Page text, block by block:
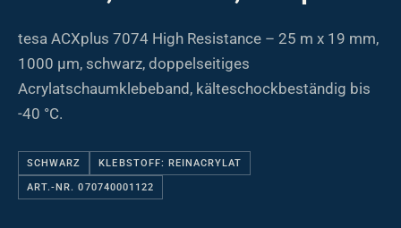
tesa ACXplus 7074 High Resistance – 25 m x 19 mm,
1000 µm, schwarz, doppelseitiges
Acrylatschaumklebeband, kälteschockbeständig bis
-40 °C.
SCHWARZ KLEBSTOFF: REINACRYLAT
ART.-NR. 070740001122